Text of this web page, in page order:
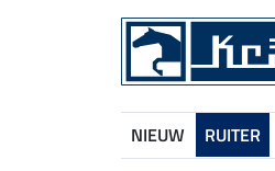
NIEUW RUITER